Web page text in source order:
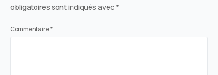
obligatoires sont indiqués avec*
Commentaire*